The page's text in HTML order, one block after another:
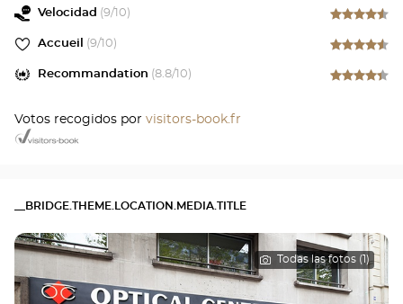
Velocidad (9/10)
Accueil (9/10)
Recommandation (8.8/10)
Votos recogidos por visitors-book.fr
__BRIDGE.THEME.LOCATION.MEDIA.TITLE
Todas las fotos (1)